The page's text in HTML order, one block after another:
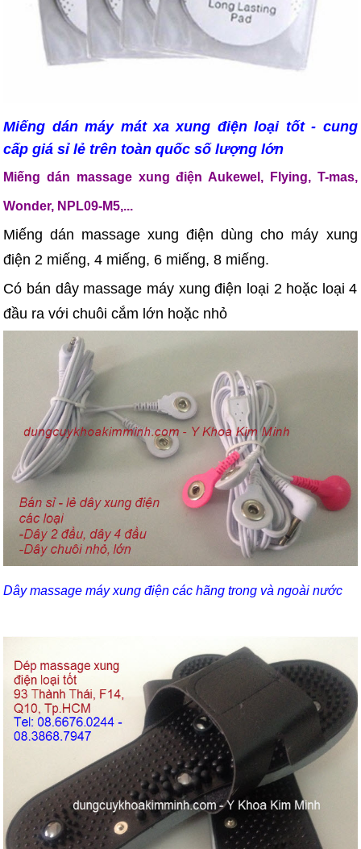
Miếng dán máy mát xa xung điện loại tốt - cung
cấp giá sỉ lẻ trên toàn quốc số lượng lớn
Miếng dán massage xung điện Aukewel, Flying, T-mas,
Wonder, NPL09-M5,...
Miếng dán massage xung điện dùng cho máy xung
điện 2 miếng, 4 miếng, 6 miếng, 8 miếng.
Có bán dây massage máy xung điện loại 2 hoặc loại 4
đầu ra với chuôi cắm lớn hoặc nhỏ
Dây massage máy xung điện các hãng trong và ngoài nước